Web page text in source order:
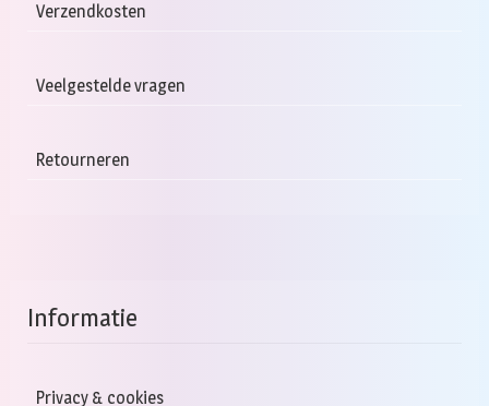
Verzendkosten
Veelgestelde vragen
Retourneren
Informatie
Privacy & cookies